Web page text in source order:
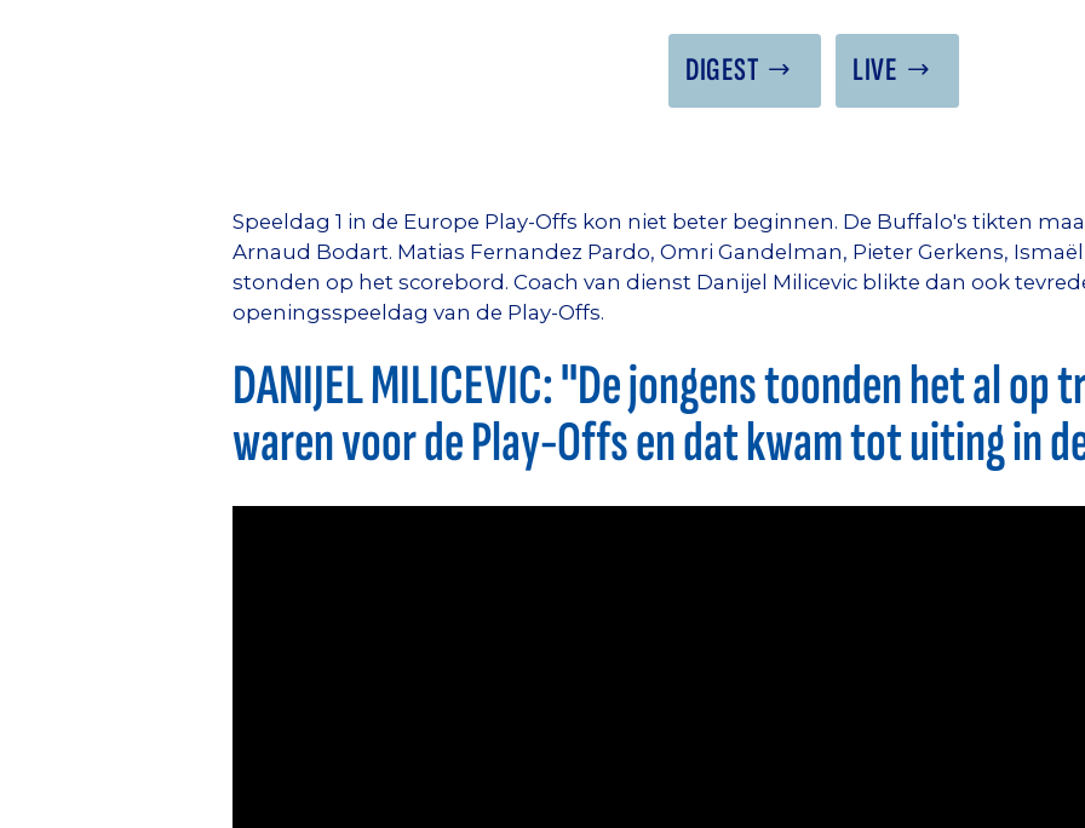
DIGEST LIVE
Speeldag 1 in de Europe Play-Offs kon niet beter beginnen. De Buffalo's tikten
Arnaud Bodart. Matias Fernandez Pardo, Omri Gandelman, Pieter Gerkens,
stonden op het scorebord. Coach van dienst Danijel Milicevic blikte dan ook
openingsspeeldag van de Play-Offs.
DANIJEL MILICEVIC: "De jongens toonden het al op
waren voor de Play-Offs en dat kwam tot uiting in